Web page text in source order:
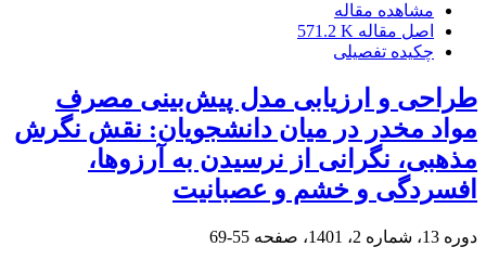
مشاهده مقاله
اصل مقاله 571.2 K
چکیده تفصیلی
طراحی و ارزیابی مدل پیش‌بینی مصرف
مواد مخدر در میان دانشجویان: نقش نگرش
مذهبی، نگرانی از نرسیدن به آرزوها،
افسردگی و خشم و عصبانیت
دوره 13، شماره 2، 1401، صفحه 55-69